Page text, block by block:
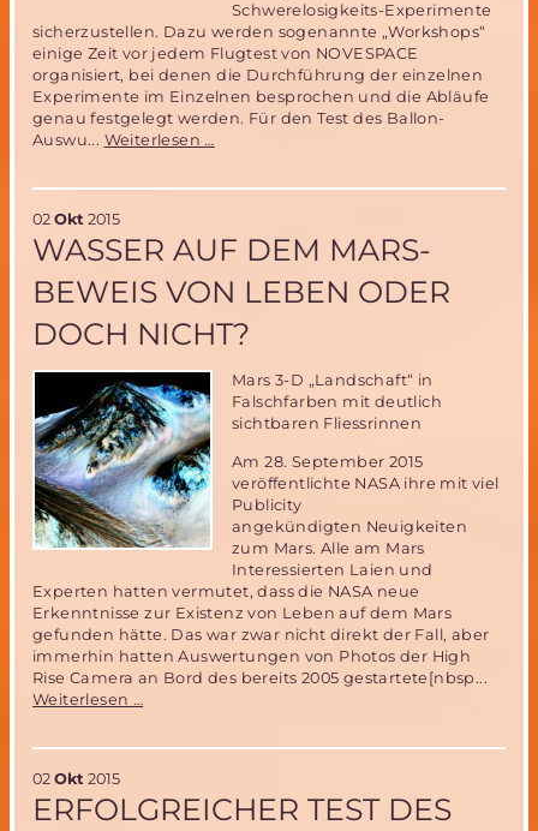
Schwerelosigkeits-Experimente
sicherzustellen. Dazu werden sogenannte „Workshops“
einige Zeit vor jedem Flugtest von NOVESPACE
organisiert, bei denen die Durchführung der einzelnen
Experimente im Einzelnen besprochen und die Abläufe
genau festgelegt werden. Für den Test des Ballon-
Auswu... Weiterlesen …
näher!
02 Okt 2015
WASSER AUF DEM MARS-
BEWEIS VON LEBEN ODER
DOCH NICHT?
Mars 3-D „Landschaft“ in
Falschfarben mit deutlich
sichtbaren Fliessrinnen
Am 28. September 2015
veröffentlichte NASA ihre mit viel
Publicity
angekündigten Neuigkeiten
zum Mars. Alle am Mars
Interessierten Laien und
Experten hatten vermutet, dass die NASA neue
Erkenntnisse zur Existenz von Leben auf dem Mars
gefunden hätte. Das war zwar nicht direkt der Fall, aber
immerhin hatten Auswertungen von Photos der High
Rise Camera an Bord des bereits 2005 gestartete[nbsp...
Weiterlesen …
von
02 Okt 2015
ERFOLGREICHER TEST DES